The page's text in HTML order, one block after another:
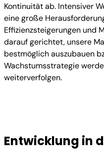
Kontinuität ab. Intensiver
eine große
Effizienzsteigerungen und
darauf gerichtet, unsere
bestmöglich auszubauen
Wachstumsstrategie
weiterverfolgen.
Entwicklung in